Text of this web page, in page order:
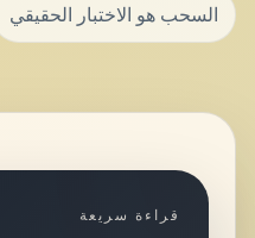
السحب هو الاختبار الحقيقي
قراءة سريعة